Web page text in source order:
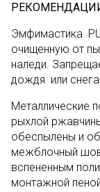
Эмфимастика
очищенную от
наледи.
дождя или
Металлические
рыхлой
обеспылены и
межблочный шов
вспененным
монтажной